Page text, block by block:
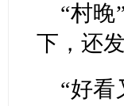
“村晚
下，还
“好看